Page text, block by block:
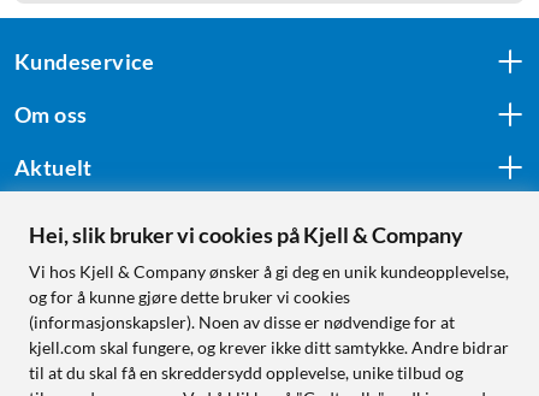
Kundeservice
Om oss
Aktuelt
Følg oss
Handle fra:
Hei, slik bruker vi cookies på Kjell & Company
Vi hos Kjell & Company ønsker å gi deg en unik kundeopplevelse,
og for å kunne gjøre dette bruker vi cookies
(informasjonskapsler). Noen av disse er nødvendige for at
kjell.com skal fungere, og krever ikke ditt samtykke. Andre bidrar
til at du skal få en skreddersydd opplevelse, unike tilbud og